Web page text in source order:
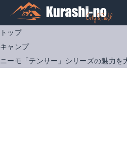
トップ
キャンプ
ニーモ「テンサー」シリーズの魅力